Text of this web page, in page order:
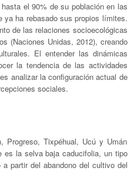
el 90% de su población en las
ya ha rebasado sus propios límites.
de las relaciones socioecológicas
(Naciones Unidas, 2012), creando
El entender las dinámicas
la tendencia de las actividades
analizar la configuración actual de
sociales.
Progreso, Tixpéhual, Ucú y Umán
es la selva baja caducifolia, un tipo
partir del abandono del cultivo del